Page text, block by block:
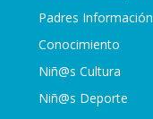
Padres Información
Conocimiento
Niñ@s Cultura
Niñ@s Deporte